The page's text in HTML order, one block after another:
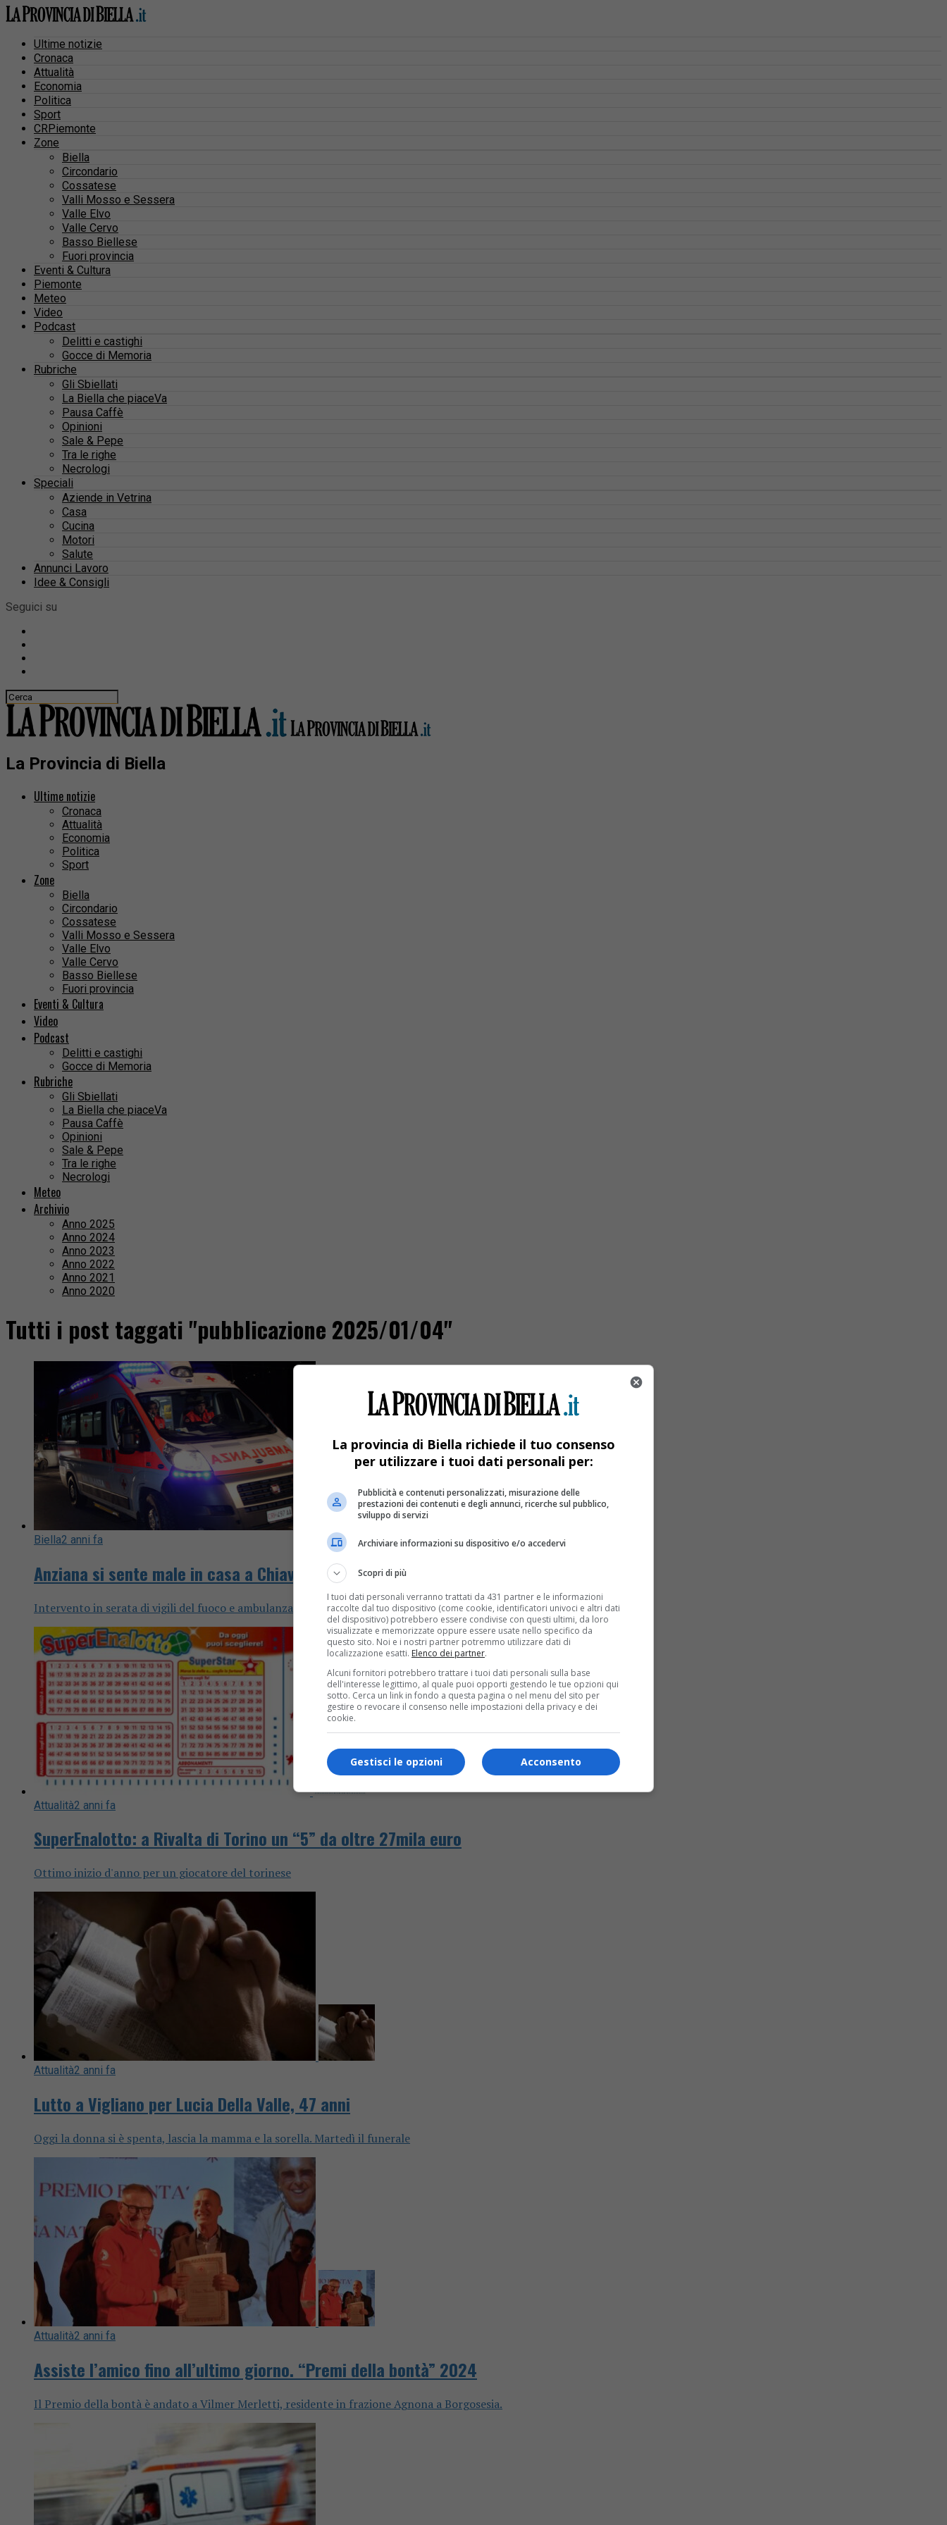
Ultime notizie
Cronaca
Attualità
Economia
Politica
Sport
CRPiemonte
Zone
Biella
Circondario
Cossatese
Valli Mosso e Sessera
Valle Elvo
Valle Cervo
Basso Biellese
Fuori provincia
Eventi & Cultura
Piemonte
Meteo
Video
Podcast
Delitti e castighi
Gocce di Memoria
Rubriche
Gli Sbiellati
La Biella che piaceVa
Pausa Caffè
Opinioni
Sale & Pepe
Tra le righe
Necrologi
Speciali
Aziende in Vetrina
Casa
Cucina
Motori
Salute
Annunci Lavoro
Idee & Consigli
Seguici su
La Provincia di Biella
Ultime notizie
Cronaca
Attualità
Economia
Politica
Sport
Zone
Biella
Circondario
Cossatese
Valli Mosso e Sessera
Valle Elvo
Valle Cervo
Basso Biellese
Fuori provincia
Eventi & Cultura
Video
Podcast
Delitti e castighi
Gocce di Memoria
Rubriche
Gli Sbiellati
La Biella che piaceVa
Pausa Caffè
Opinioni
Sale & Pepe
Tra le righe
Necrologi
Meteo
Archivio
Anno 2025
Anno 2024
Anno 2023
Anno 2022
Anno 2021
Anno 2020
Tutti i post taggati "pubblicazione 2025/01/04"
Biella2 anni fa
Anziana si sente male in casa a Chiavazza
Intervento in serata di vigili del fuoco e ambulanza del 118 per le cure del caso
Attualità2 anni fa
SuperEnalotto: a Rivalta di Torino un “5” da oltre 27mila euro
Ottimo inizio d'anno per un giocatore del torinese
Attualità2 anni fa
Lutto a Vigliano per Lucia Della Valle, 47 anni
Oggi la donna si è spenta, lascia la mamma e la sorella. Martedì il funerale
Attualità2 anni fa
Assiste l’amico fino all’ultimo giorno. “Premi della bontà” 2024
Il Premio della bontà è andato a Vilmer Merletti, residente in frazione Agnona a Borgosesia.
La provincia di Biella richiede il tuo consenso
per utilizzare i tuoi dati personali per:
Pubblicità e contenuti personalizzati, misurazione delle
prestazioni dei contenuti e degli annunci, ricerche sul pubblico,
sviluppo di servizi
Archiviare informazioni su dispositivo e/o accedervi
Scopri di più
I tuoi dati personali verranno trattati da 431 partner e le informazioni
raccolte dal tuo dispositivo (come cookie, identificatori univoci e altri dati
del dispositivo) potrebbero essere condivise con questi ultimi, da loro
visualizzate e memorizzate oppure essere usate nello specifico da
questo sito. Noi e i nostri partner potremmo utilizzare dati di
localizzazione esatti. Elenco dei partner.
Alcuni fornitori potrebbero trattare i tuoi dati personali sulla base
dell'interesse legittimo, al quale puoi opporti gestendo le tue opzioni qui
sotto. Cerca un link in fondo a questa pagina o nel menu del sito per
gestire o revocare il consenso nelle impostazioni della privacy e dei
cookie.
Acconsento
Gestisci le opzioni